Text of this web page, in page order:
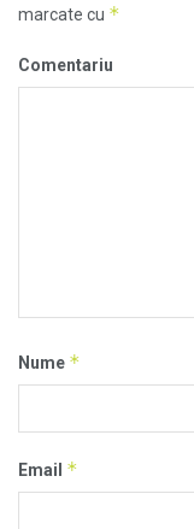
marcate cu *
Comentariu
Nume *
Email *